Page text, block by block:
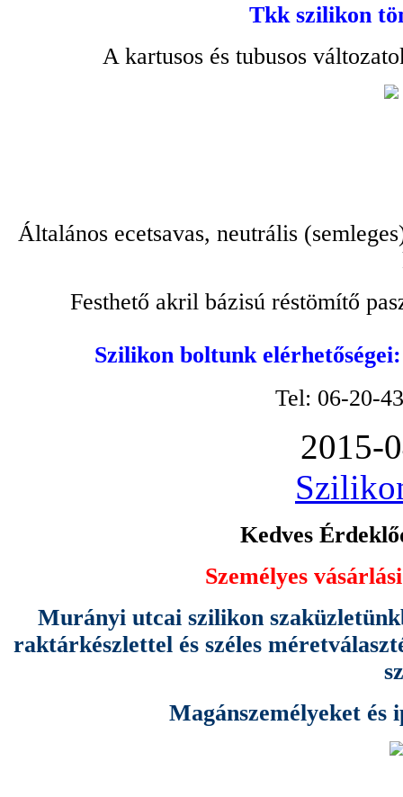
Tkk szilikon
A kartusos és tubusos
Általános ecetsavas, neutrális
Festhető akril bázisú réstömítő
Szilikon boltunk
Tel: 06-20-
2015-
Kedves
Személyes
Murányi utcai szilikon
raktárkészlettel és széles
Magánszemélyeket és